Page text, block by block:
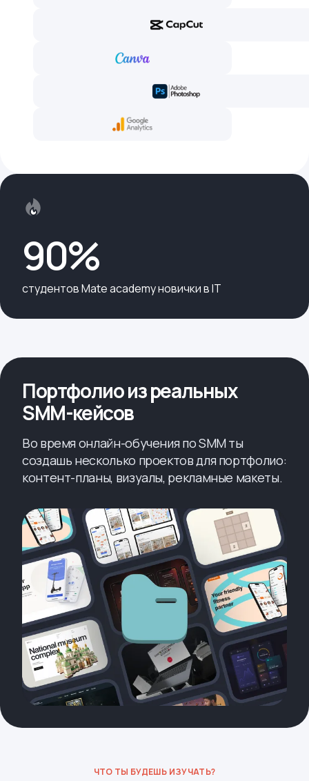
90%
cтудентов Mate academy новички в IT
Портфолио из реальных
SMM-кейсов
Во время онлайн-обучения по SMM ты
создашь несколько проектов для портфолио:
контент-планы, визуалы, рекламные макеты.
ЧТО ТЫ БУДЕШЬ ИЗУЧАТЬ?